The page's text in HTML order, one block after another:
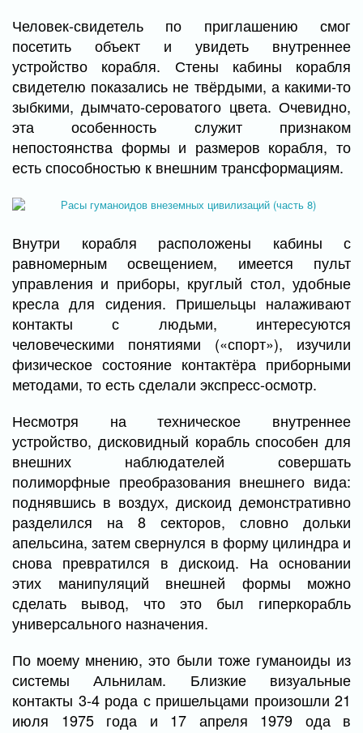
Человек-свидетель по приглашению смог
посетить объект и увидеть внутреннее
устройство корабля. Стены кабины корабля
свидетелю показались не твёрдыми, а какими-то
зыбкими, дымчато-сероватого цвета. Очевидно,
эта особенность служит признаком
непостоянства формы и размеров корабля, то
есть способностью к внешним трансформациям.
Внутри корабля расположены кабины с
равномерным освещением, имеется пульт
управления и приборы, круглый стол, удобные
кресла для сидения. Пришельцы налаживают
контакты с людьми, интересуются
человеческими понятиями («спорт»), изучили
физическое состояние контактёра приборными
методами, то есть сделали экспресс-осмотр.
Несмотря на техническое внутреннее
устройство, дисковидный корабль способен для
внешних наблюдателей совершать
полиморфные преобразования внешнего вида:
поднявшись в воздух, дискоид демонстративно
разделился на 8 секторов, словно дольки
апельсина, затем свернулся в форму цилиндра и
снова превратился в дискоид. На основании
этих манипуляций внешней формы можно
сделать вывод, что это был гиперкорабль
универсального назначения.
По моему мнению, это были тоже гуманоиды из
системы Альнилам. Близкие визуальные
контакты 3-4 рода с пришельцами произошли 21
июля 1975 года и 17 апреля 1979 ода в